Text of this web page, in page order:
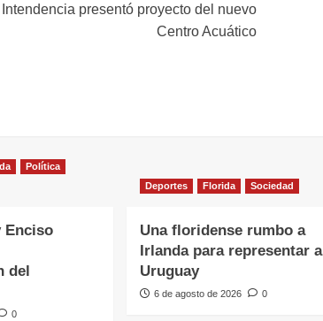
Intendencia presentó proyecto del nuevo
Centro Acuático
Política
Enciso
del
0
Deportes Florida Sociedad
Una floridense rumbo a
Irlanda para representar a
Uruguay
6 de agosto de 2026 0